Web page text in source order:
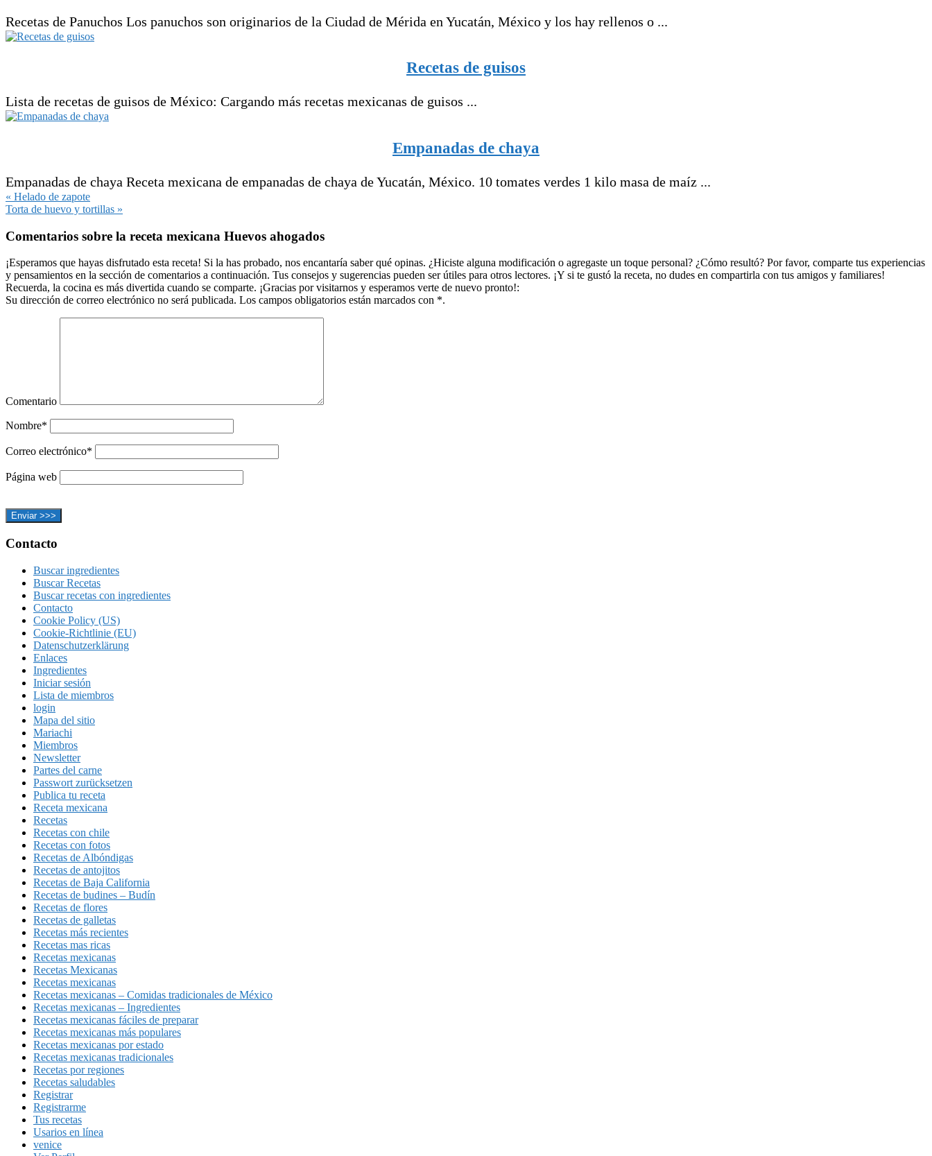
Recetas de Panuchos Los panuchos son originarios de la Ciudad de Mérida en Yucatán, México y los hay rellenos o ...
Recetas de guisos
Lista de recetas de guisos de México: Cargando más recetas mexicanas de guisos ...
Empanadas de chaya
Empanadas de chaya Receta mexicana de empanadas de chaya de Yucatán, México. 10 tomates verdes 1 kilo masa de maíz ...
Entrada
anterior:
« Helado de zapote
Siguiente
Torta de huevo y tortillas »
con
los
lectores
Comentarios sobre la receta mexicana Huevos ahogados
¡Esperamos que hayas disfrutado esta receta! Si la has probado, nos encantaría saber qué opinas. ¿Hiciste alguna modificación o agregaste un toque personal? ¿Cómo resultó? Por favor, comparte tus experiencias
y pensamientos en la sección de comentarios a continuación. Tus consejos y sugerencias pueden ser útiles para otros lectores. ¡Y si te gustó la receta, no dudes en compartirla con tus amigos y familiares!
Recuerda, la cocina es más divertida cuando se comparte. ¡Gracias por visitarnos y esperamos verte de nuevo pronto!:
Su dirección de correo electrónico no será publicada. Los campos obligatorios están marcados con *.
Comentario
Nombre*
Correo electrónico*
Página web
Footer
Contacto
Buscar ingredientes
Buscar Recetas
Buscar recetas con ingredientes
Contacto
Cookie Policy (US)
Cookie-Richtlinie (EU)
Datenschutzerklärung
Enlaces
Ingredientes
Iniciar sesión
Lista de miembros
login
Mapa del sitio
Mariachi
Miembros
Newsletter
Partes del carne
Passwort zurücksetzen
Publica tu receta
Receta mexicana
Recetas
Recetas con chile
Recetas con fotos
Recetas de Albóndigas
Recetas de antojitos
Recetas de Baja California
Recetas de budines – Budín
Recetas de flores
Recetas de galletas
Recetas más recientes
Recetas mas ricas
Recetas mexicanas
Recetas Mexicanas
Recetas mexicanas
Recetas mexicanas – Comidas tradicionales de México
Recetas mexicanas – Ingredientes
Recetas mexicanas fáciles de preparar
Recetas mexicanas más populares
Recetas mexicanas por estado
Recetas mexicanas tradicionales
Recetas por regiones
Recetas saludables
Registrar
Registrarme
Tus recetas
Usarios en línea
venice